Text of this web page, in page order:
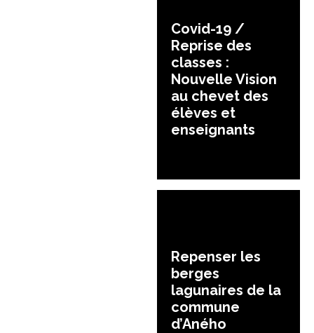
Covid-19 /
Reprise des
classes :
Nouvelle Vision
au chevet des
élèves et
enseignants
Repenser les
berges
lagunaires de la
commune
d’Aného